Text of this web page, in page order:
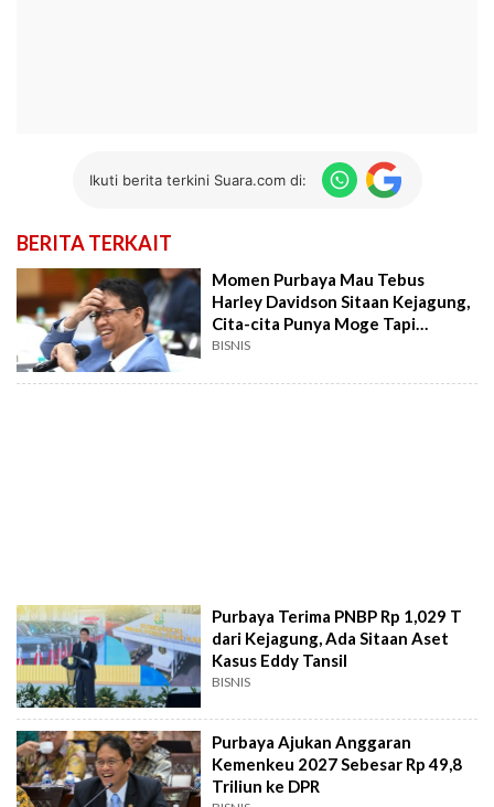
Ikuti berita terkini Suara.com di:
BERITA TERKAIT
Momen Purbaya Mau Tebus
Harley Davidson Sitaan Kejagung,
Cita-cita Punya Moge Tapi
Dilarang Istri
BISNIS
Purbaya Terima PNBP Rp 1,029 T
dari Kejagung, Ada Sitaan Aset
Kasus Eddy Tansil
BISNIS
Purbaya Ajukan Anggaran
Kemenkeu 2027 Sebesar Rp 49,8
Triliun ke DPR